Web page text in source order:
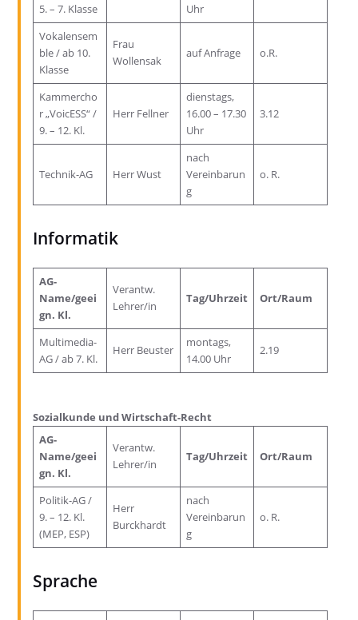
5. – 7. Klasse
Uhr
Vokalensem
ble / ab 10.
Klasse
Frau
Wollensak
auf Anfrage o.R.
Kammercho
r „VoicESS“ /
9. – 12. Kl.
Herr Fellner
dienstags,
16.00 – 17.30
Uhr
3.12
Technik-AG Herr Wust
nach
Vereinbarun
g
o. R.
Informatik
AG-
Name/geei
gn. Kl.
Verantw.
Lehrer/in
Tag/Uhrzeit Ort/Raum
Multimedia-
AG / ab 7. Kl.
Herr Beuster
montags,
14.00 Uhr
2.19
Sozialkunde und Wirtschaft-Recht
AG-
Name/geei
gn. Kl.
Verantw.
Lehrer/in
Tag/Uhrzeit Ort/Raum
Politik-AG /
9. – 12. Kl.
(MEP, ESP)
Herr
Burckhardt
nach
Vereinbarun
g
o. R.
Sprache